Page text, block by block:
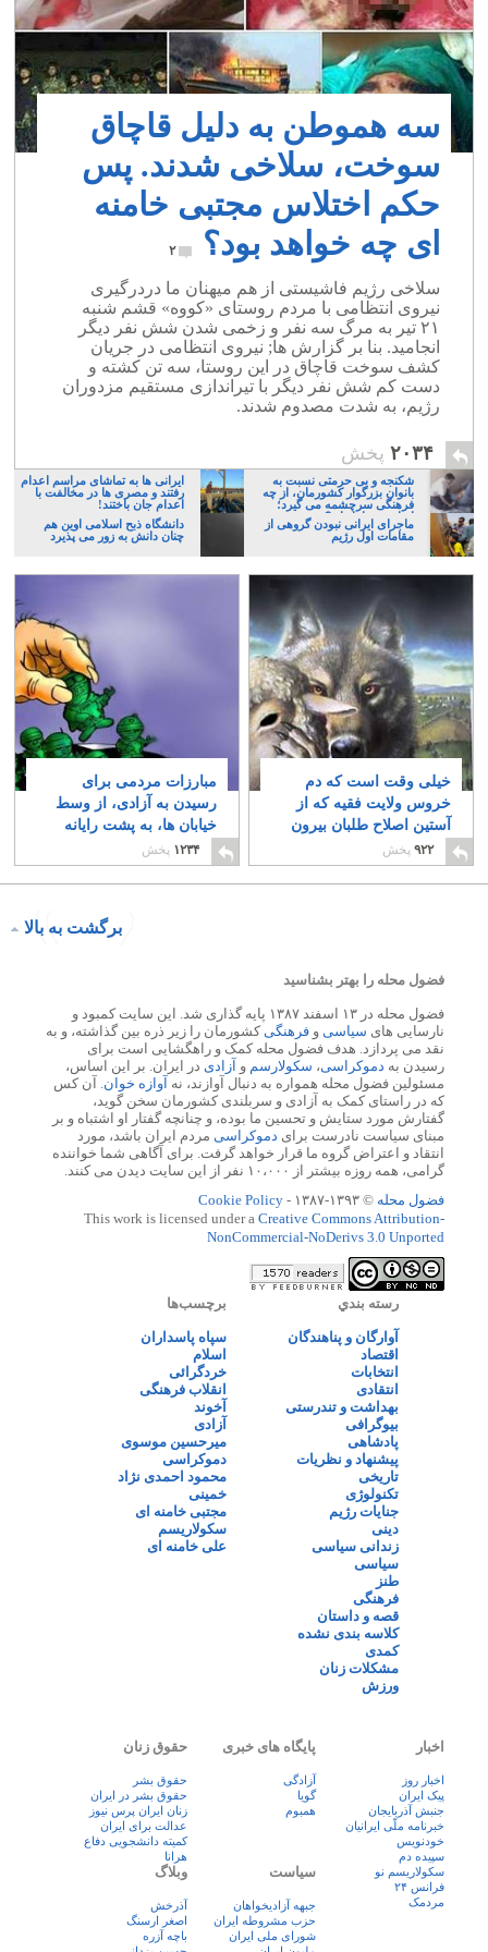
سه هموطن به دلیل قاچاق
سوخت، سلاخی شدند. پس
حکم اختلاس مجتبی خامنه
ای چه خواهد بود؟
۲
سلاخی رژیم فاشیستی از هم میهنان ما دردرگیری
نیروی انتظامی با مردم روستای «کووه» قشم شنبه
۲۱ تیر به مرگ سه نفر و زخمی شدن شش نفر دیگر
انجامید. بنا بر گزارش ها; نیروی انتظامی در جریان
کشف سوخت قاچاق در این روستا، سه تن کشته و
دست کم شش نفر دیگر با تیراندازی مستقیم مزدوران
رژیم، به شدت مصدوم شدند.
۲۰۳۴ پخش
شکنجه و بی حرمتی نسبت به
بانوان بزرگوار کشورمان، از چه
فرهنگی سرچشمه می گیرد؛
ایرانی، و یا تازیان؟
ایرانی ها به تماشای مراسم اعدام
رفتند و مصری ها در مخالفت با
اعدام جان باختند!
ماجرای ایرانی نبودن گروهی از
مقامات اول رژیم
دانشگاه ذبح اسلامی اوین هم
چنان دانش به زور می پذیرد
خیلی وقت است که دم
خروس ولایت فقیه که از
آستین اصلاح طلبان بیرون
زده است، دیده می شود
۱۶
۹۲۲ پخش
مبارزات مردمی برای
رسیدن به آزادی، از وسط
خیابان ها، به پشت رایانه
ها کشانده شده است
۲۲
۱۲۳۴ پخش
برگشت به بالا
فضول محله را بهتر بشناسید
فضول محله در ۱۳ اسفند ۱۳۸۷ پایه گذاری شد. این سایت کمبود و
نارسایی های سیاسی و فرهنگیکشورمان را زیر ذره بین گذاشته، و به
نقد می پردازد. هدف فضول محله کمک و راهگشایی است برای
رسیدن به دموکراسی، سکولارسم و آزادی در ایران. بر این اساس،
مسئولین فضول محله همواره به دنبال آوازند، نه آوازه خوان. آن کس
که در راستای کمک به آزادی و سربلندی کشورمان سخن گوید،
گفتارش مورد ستایش و تحسین ما بوده، و چنانچه گفتار او اشتباه و بر
مبنای سیاست نادرست برای دموکراسی مردم ایران باشد، مورد
انتقاد و اعتراض گروه ما قرار خواهد گرفت. برای آگاهی شما خواننده
گرامی، همه روزه بیشتر از ۱۰،۰۰۰ نفر از این سایت دیدن می کنند.
فضول محله © ۱۳۹۳-۱۳۸۷ -
Cookie Policy
This work is licensed under a Creative Commons Attribution-
NonCommercial-NoDerivs 3.0 Unported
رسته بندي
آوارگان و پناهندگان
اقتصاد
انتخابات
انتقادی
بهداشت و تندرستی
بیوگرافی
پادشاهی
پیشنهاد و نظریات
تاریخی
تکنولوژی
جنایات رژیم
دینی
زندانی سیاسی
سیاسی
طنز
فرهنگی
قصه و داستان
کلاسه بندی نشده
کمدی
مشکلات زنان
ورزش
برچسب‌ها
سپاه پاسداران
اسلام
خردگرائی
انقلاب فرهنگی
آخوند
آزادی
میرحسین موسوی
دموکراسی
محمود احمدی نژاد
خمینی
مجتبی خامنه ای
سکولاریسم
علی خامنه ای
اخبار
اخبار روز
پيک ايران
جنبش آذربایجان
خبرنامه ملّی ایرانیان
خودنویس
سپیده دم
سکولاریسم نو
فرانس ۲۴
مردمک
پایگاه های خبری
آزادگی
گویا
همبوم
حقوق زنان
حقوق بشر
حقوق بشر در ایران
زنان ايران پرس نيوز
عدالت برای ایران
کمیته دانشجویی دفاع
هرانا
سیاست
جبهه آزادیخواهان
حزب مشروطه ایران
شورای ملی ایران
وبلاگ
آذرخش
اصغر ارسنگ
باچه آزره